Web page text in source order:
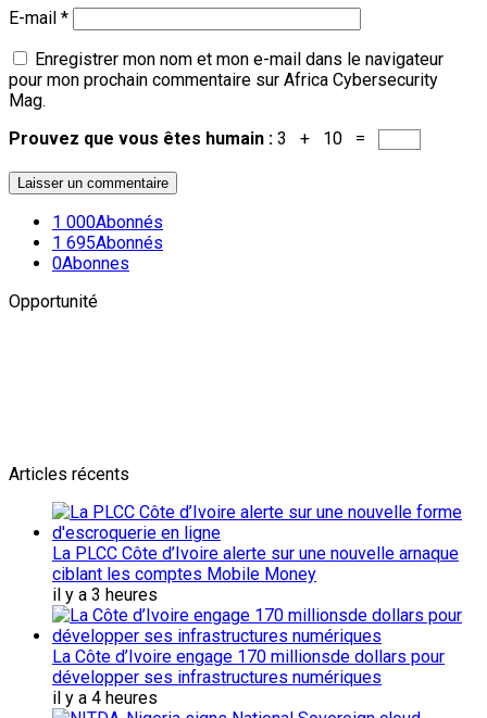
E-mail *
Enregistrer mon nom et mon e-mail dans le navigateur
pour mon prochain commentaire sur Africa Cybersecurity
Mag.
Prouvez que vous êtes humain : 3 + 10 =
1 000Abonnés
1 695Abonnés
0Abonnes
Opportunité
Articles récents
La PLCC Côte d’Ivoire alerte sur une nouvelle arnaque
ciblant les comptes Mobile Money
il y a 3 heures
La Côte d’Ivoire engage 170 millionsde dollars pour
développer ses infrastructures numériques
il y a 4 heures